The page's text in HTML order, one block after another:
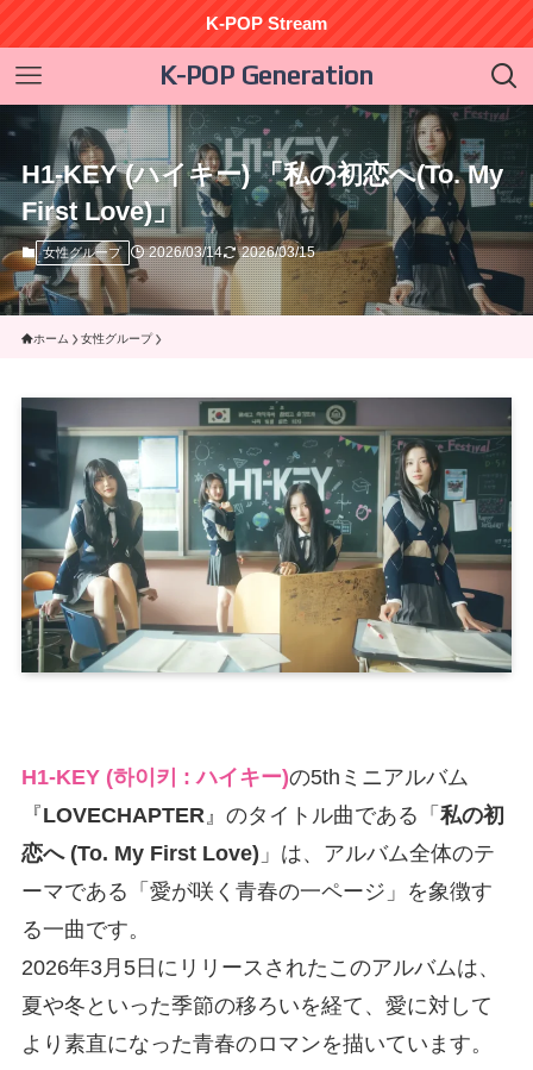
K-POP Stream
K-POP Generation
H1-KEY (ハイキー) 「私の初恋へ(To. My
First Love)」
女性グループ 2026/03/14 2026/03/15
ホーム 女性グループ
H1-KEY (하이키 : ハイキー)の5thミニアルバム
『LOVECHAPTER』のタイトル曲である「 私の初
恋へ (To. My First Love) 」は、アルバム全体のテ
ーマである「愛が咲く青春の一ページ」を象徴す
る一曲です。
2026年3月5日にリリースされたこのアルバムは、
夏や冬といった季節の移ろいを経て、愛に対して
より素直になった青春のロマンを描いています。